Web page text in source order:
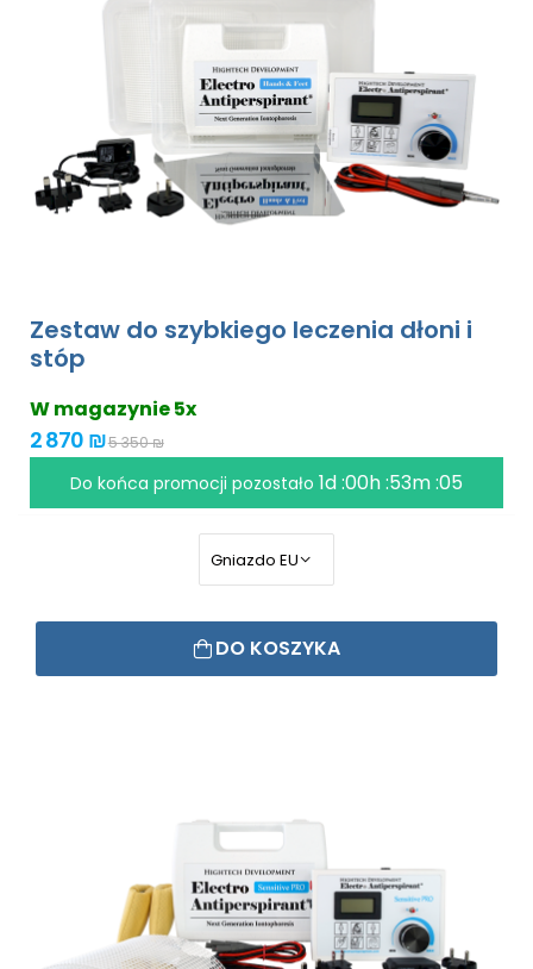
Zestaw do szybkiego leczenia dłoni i
stóp
W magazynie 5x
2 870 ₪5 350 ₪
Do końca promocji pozostało 1d :00h :53m :04
DO KOSZYKA